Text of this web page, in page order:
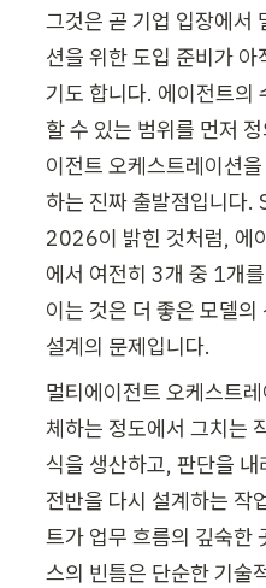
그것은 곧 기업 입장에서
션을 위한 도입 준비가
기도 합니다. 에이전트의
할 수 있는 범위를 먼저
이전트 오케스트레이션
하는 진짜 출발점입니
2026이 밝힌 것처럼, 에
에서 여전히 3개 중 1개
이는 것은 더 좋은 모델
설계의 문제입니다.
멀티에이전트 오케스트
체하는 정도에서 그치는
식을 생산하고, 판단을
전반을 다시 설계하는 작
트가 업무 흐름의 깊숙한
스의 빈틈은 단순한 기술